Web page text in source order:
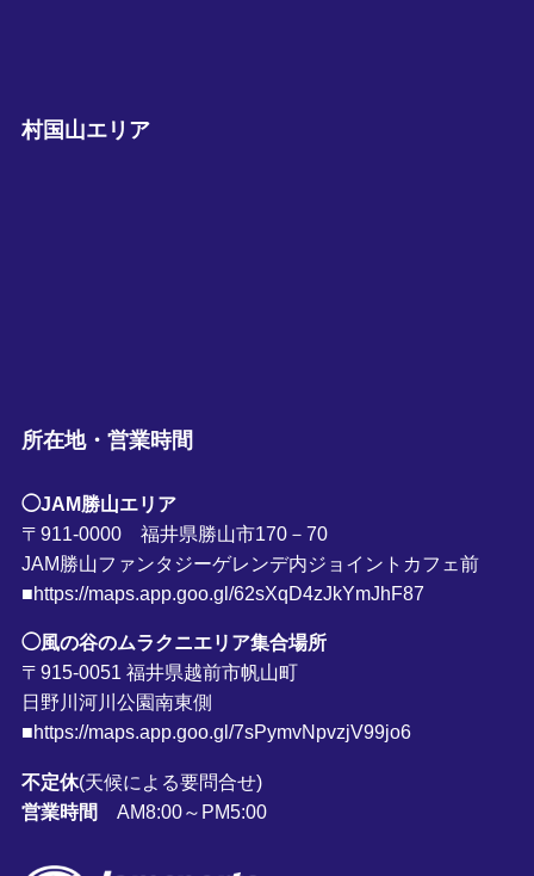
村国山エリア
所在地・営業時間
◯JAM勝山エリア
〒911-0000 福井県勝山市170－70
JAM勝山ファンタジーゲレンデ内ジョイントカフェ前
■https://maps.app.goo.gl/62sXqD4zJkYmJhF87
◯風の谷のムラクニエリア集合場所
〒915-0051 福井県越前市帆山町
日野川河川公園南東側
■https://maps.app.goo.gl/7sPymvNpvzjV99jo6
不定休(天候による要問合せ)
営業時間
AM8:00～PM5:00